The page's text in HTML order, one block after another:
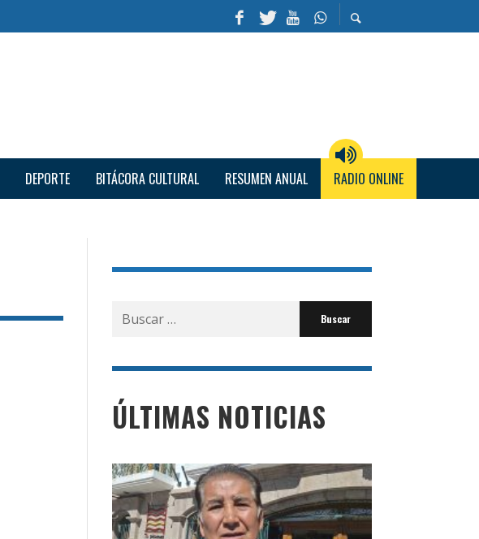
DEPORTE BITÁCORA CULTURAL RESUMEN ANUAL RADIO ONLINE
Buscar
por:
ÚLTIMAS NOTICIAS